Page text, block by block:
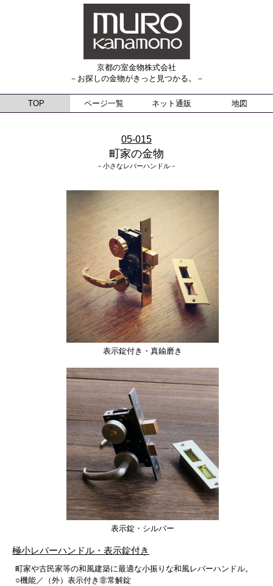
京都の室金物株式会社
－お探しの金物がきっと見つかる。－
TOP ページ一覧 ネット通販 地図
05-015
町家の金物
－小さなレバーハンドル－
表示錠付き・真鍮磨き
表示錠・シルバー
極小レバーハンドル・表示錠付き
町家や古民家等の和風建築に最適な小振りな和風レバーハンドル。
○機能／（外）表示付き非常解錠